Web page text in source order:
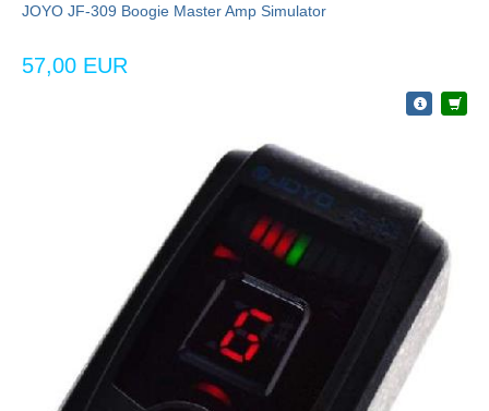
JOYO JF-309 Boogie Master Amp Simulator
57,00 EUR